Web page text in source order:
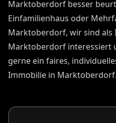
Marktoberdorf besser
Einfamilienhaus oder
Marktoberdorf, wir sind als
Marktoberdorf interessiert
gerne ein faires,
Immobilie in Marktoberdorf.